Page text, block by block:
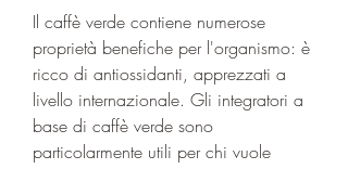
Il caffè verde contiene numerose
proprietà benefiche per l'organismo: è
ricco di antiossidanti, apprezzati a
livello internazionale. Gli integratori a
base di caffè verde sono
particolarmente utili per chi vuole